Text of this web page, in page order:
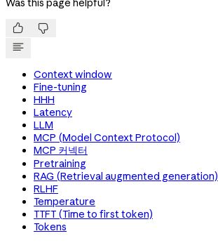
Was this page helpful?
 
Context window
Fine-tuning
HHH
Latency
LLM
MCP (Model Context Protocol)
MCP 커넥터
Pretraining
RAG (Retrieval augmented generation)
RLHF
Temperature
TTFT (Time to first token)
Tokens